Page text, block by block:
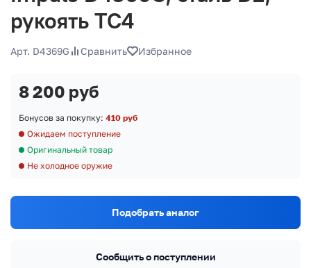
рукоять TC4
Арт. D4369G Сравнить Избранное
8 200 руб
Бонусов за покупку: 410 руб
Ожидаем поступление
Оригинальный товар
Не холодное оружие
Подобрать аналог
Сообщить о поступлении